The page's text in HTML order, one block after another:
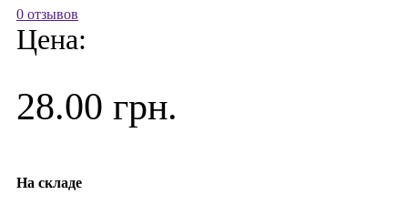
0 отзывов
Цена:
28.00 грн.
На складе